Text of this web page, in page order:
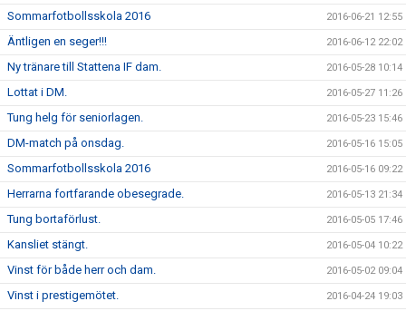
Sommarfotbollsskola 2016 2016-06-21 12:55
Äntligen en seger!!! 2016-06-12 22:02
Ny tränare till Stattena IF dam. 2016-05-28 10:14
Lottat i DM. 2016-05-27 11:26
Tung helg för seniorlagen. 2016-05-23 15:46
DM-match på onsdag. 2016-05-16 15:05
Sommarfotbollsskola 2016 2016-05-16 09:22
Herrarna fortfarande obesegrade. 2016-05-13 21:34
Tung bortaförlust. 2016-05-05 17:46
Kansliet stängt. 2016-05-04 10:22
Vinst för både herr och dam. 2016-05-02 09:04
Vinst i prestigemötet. 2016-04-24 19:03